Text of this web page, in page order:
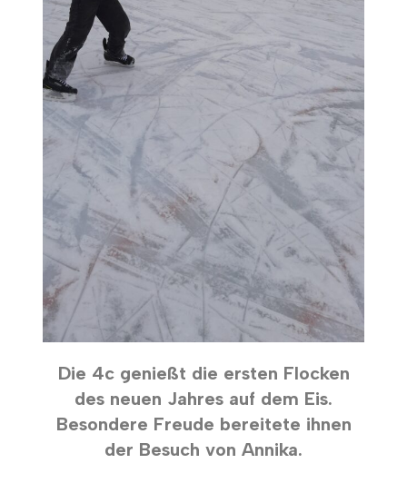
Die 4c genießt die ersten Flocken
des neuen Jahres auf dem Eis.
Besondere Freude bereitete ihnen
der Besuch von Annika.